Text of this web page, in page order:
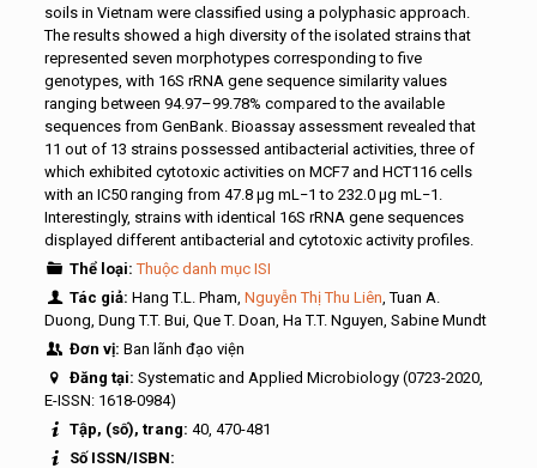
soils in Vietnam were classified using a polyphasic approach.
The results showed a high diversity of the isolated strains that
represented seven morphotypes corresponding to five
genotypes, with 16S rRNA gene sequence similarity values
ranging between 94.97–99.78% compared to the available
sequences from GenBank. Bioassay assessment revealed that
11 out of 13 strains possessed antibacterial activities, three of
which exhibited cytotoxic activities on MCF7 and HCT116 cells
with an IC50 ranging from 47.8 μg mL−1 to 232.0 μg mL−1.
Interestingly, strains with identical 16S rRNA gene sequences
displayed different antibacterial and cytotoxic activity profiles.
Thể loại:Thuộc danh mục ISI
Tác giả: Hang T.L. Pham, Nguyễn Thị Thu Liên, Tuan A.
Duong, Dung T.T. Bui, Que T. Doan, Ha T.T. Nguyen, Sabine Mundt
Đơn vị: Ban lãnh đạo viện
Đăng tại: Systematic and Applied Microbiology (0723-2020,
E-ISSN: 1618-0984)
Tập, (số), trang: 40, 470-481
Số ISSN/ISBN: